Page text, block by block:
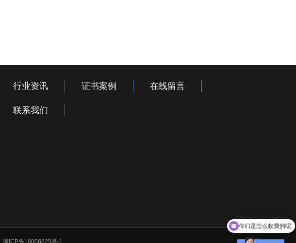
行业资讯 证书案例 在线留言
联系我们
浙ICP备18006625号-1 XML地图
你们是怎么收费的呢